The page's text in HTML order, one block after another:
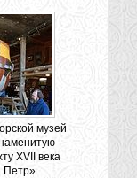
музей
XVII века
Петр»